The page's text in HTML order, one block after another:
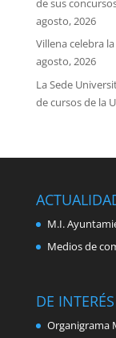
de sus
agosto, 2026
Villena celebra
agosto, 2026
La Sede
de cursos de la
M.I.
Medios de
DE INTERÉS
Organigrama